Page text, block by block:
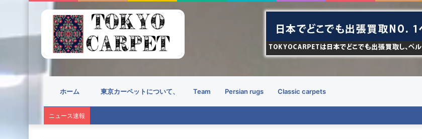
ホーム 東京カーペットについて、 Team Persian rugs Classic carpets
ニュース速報